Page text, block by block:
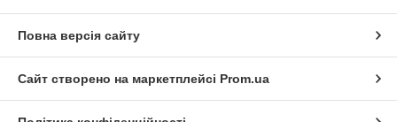
Повна версія сайту
Сайт створено на маркетплейсі Prom.ua